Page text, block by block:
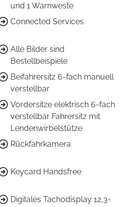
und 1 Warnweste
Connected Services
Alle Bilder sind
Bestellbeispiele
Beifahrersitz 6-fach manuell
verstellbar
Vordersitze elektrisch 6-fach
verstellbar Fahrersitz mit
Lendenwirbelstütze
Rückfahrkamera
Keycard Handsfree
Digitales Tachodisplay 12,3-